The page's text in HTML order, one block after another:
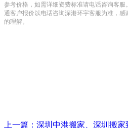
参考价格，如需详细资费标准请电话咨询客服
通客户报价以电话咨询深港环宇客服为准，感
的理解。
上一篇：深圳中港搬家、深圳搬